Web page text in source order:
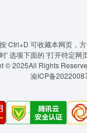
Ctrl+D 可收藏本网页，方
' 选项下面的 '打开特定
© 2025All Rights
渝ICP备